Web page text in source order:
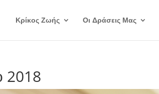
Κρίκος Ζωής Οι Δράσεις Μας
2018